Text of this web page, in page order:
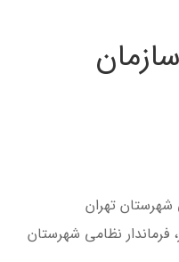
تهران
فرماندار نظامی شهرستان